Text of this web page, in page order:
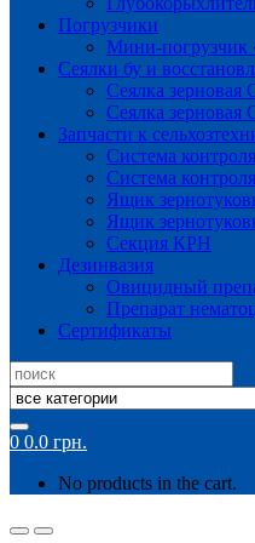
Погрузчики
Мини-погрузчик
Сеялки бу и
Сеялка зерновая
Сеялка зерновая
Запчасти к
Система
Система
Ящик
Ящик
Секция КРН
Дезинвазия
Овицидный
Препарат
Сертификаты
Search
for:
0 0.0 грн.
No products in the cart.